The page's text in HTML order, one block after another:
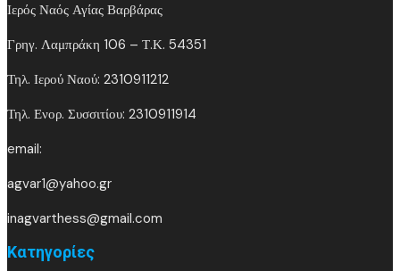
Ιερός Ναός Αγίας Βαρβάρας
Γρηγ. Λαμπράκη 106 – Τ.Κ. 54351
Τηλ. Ιερού Ναού: 2310911212
Τηλ. Ενορ. Συσσιτίου: 2310911914
email:
agvar1@yahoo.gr
inagvarthess@gmail.com
Kατηγορίες